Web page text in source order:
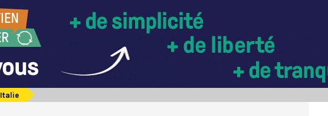
Italie